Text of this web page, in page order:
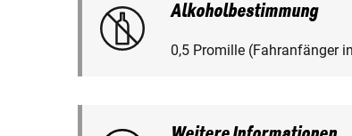
Alkoholbestimmung
0,5 Promille (Fahranfänger